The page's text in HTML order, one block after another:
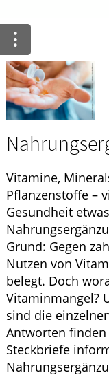
ELTERN UND KIND
GESUND IM ALTER
Vitamine,
Pflanzenstoffe –
Gesundheit
Grund: Gegen
Nutzen von
belegt. Doch
Vitaminmangel?
sind die
Antworten
Steckbriefe